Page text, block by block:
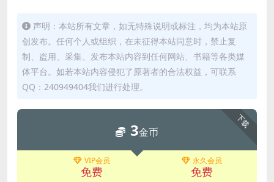
声明：本站所有文章，如无特殊说明或标注，均为本站原
创发布。任何个人或组织，在未征得本站同意时，禁止复
制、盗用、采集、发布本站内容到任何网站、书籍等各类媒
体平台。如若本站内容侵犯了原著者的合法权益，可联系
QQ：240949404我们进行处理。
下载
3金币
VIP会员
免费
永久会员
免费